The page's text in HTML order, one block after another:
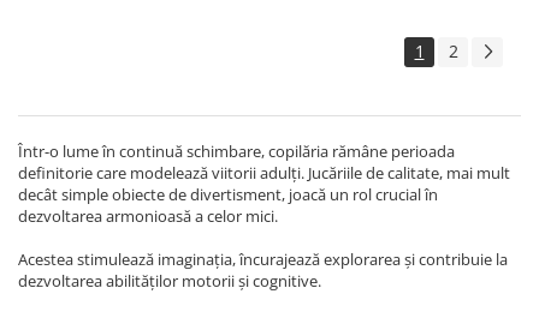
1 2
Într-o lume în continuă schimbare, copilăria rămâne perioada
definitorie care modelează viitorii adulți. Jucăriile de calitate, mai mult
decât simple obiecte de divertisment, joacă un rol crucial în
dezvoltarea armonioasă a celor mici.
Acestea stimulează imaginația, încurajează explorarea și contribuie la
dezvoltarea abilităților motorii și cognitive.